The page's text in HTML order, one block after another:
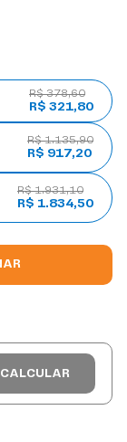
R$ 378,60
R$ 321,80
R$ 1.135,90
R$ 917,20
R$ 1.931,10
R$ 1.834,50